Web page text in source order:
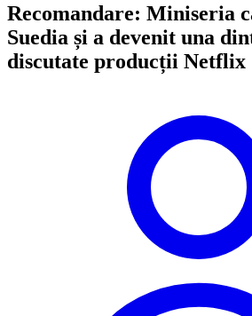
Recomandare: Miniseria
Suedia și a devenit una
discutate producții Netflix